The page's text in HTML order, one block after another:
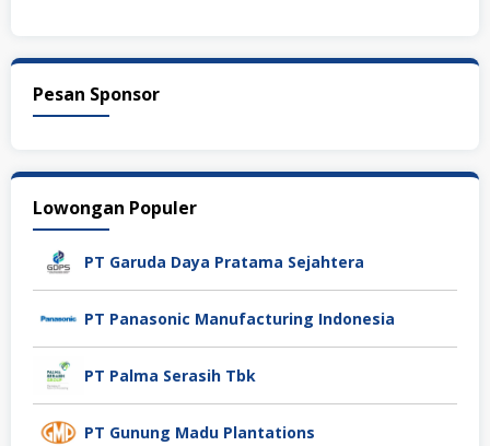
Pesan Sponsor
Lowongan Populer
PT Garuda Daya Pratama Sejahtera
PT Panasonic Manufacturing Indonesia
PT Palma Serasih Tbk
PT Gunung Madu Plantations